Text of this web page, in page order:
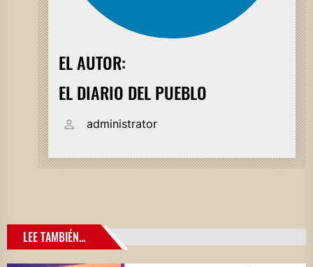
EL AUTOR:
EL DIARIO DEL PUEBLO
administrator
LEE TAMBIÉN...